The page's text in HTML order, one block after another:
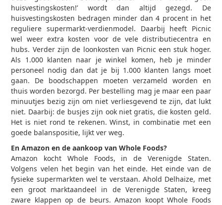
huisvestingskosten!’ wordt dan altijd gezegd. De
huisvestingskosten bedragen minder dan 4 procent in het
reguliere supermarkt-verdienmodel. Daarbij heeft Picnic
wel weer extra kosten voor de vele distributiecentra en
hubs. Verder zijn de loonkosten van Picnic een stuk hoger.
Als 1.000 klanten naar je winkel komen, heb je minder
personeel nodig dan dat je bij 1.000 klanten langs moet
gaan. De boodschappen moeten verzameld worden en
thuis worden bezorgd. Per bestelling mag je maar een paar
minuutjes bezig zijn om niet verliesgevend te zijn, dat lukt
niet. Daarbij: de busjes zijn ook niet gratis, die kosten geld.
Het is niet rond te rekenen. Winst, in combinatie met een
goede balanspositie, lijkt ver weg.
En Amazon en de aankoop van Whole Foods?
Amazon kocht Whole Foods, in de Verenigde Staten.
Volgens velen het begin van het einde. Het einde van de
fysieke supermarkten wel te verstaan. Ahold Delhaize, met
een groot marktaandeel in de Verenigde Staten, kreeg
zware klappen op de beurs. Amazon koopt Whole Foods